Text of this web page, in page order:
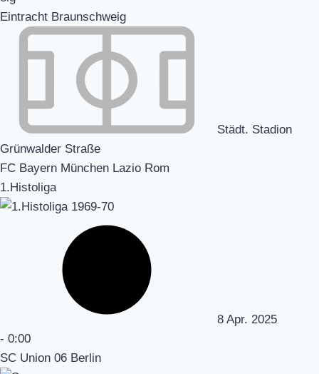
Eintracht Braunschweig
Städt. Stadion
Grünwalder Straße
FC Bayern München Lazio Rom
1.Histoliga
8 Apr. 2025
- 0:00
SC Union 06 Berlin